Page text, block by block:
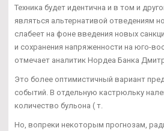
Техника будет идентична и в том и
являться альтернативой отведениям
слабеет на фоне введения новых
и сохранения напряженности на юго-
отмечает аналитик Нордеа Банка
Это более оптимистичный вариант
событий. В отдельную кастрюльку
количество бульона ( т.
Но, вопреки некоторым прогнозам,